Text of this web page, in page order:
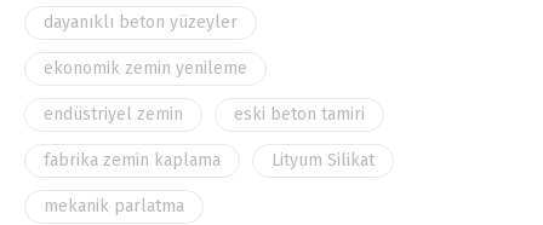
dayanıklı beton yüzeyler
ekonomik zemin yenileme
endüstriyel zemin eski beton tamiri
fabrika zemin kaplama Lityum Silikat
mekanik parlatma